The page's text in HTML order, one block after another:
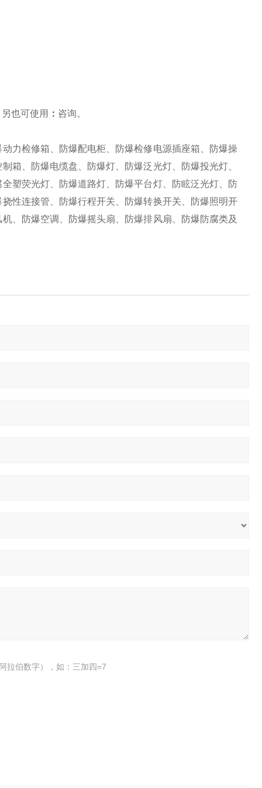
也可使用 ： 咨询。
力检修箱、防爆配电柜、防爆检修电源插座箱、防爆操
箱、防爆电缆盘、防爆灯、防爆泛光灯、防爆投光灯、
塑荧光灯、防爆道路灯、防爆平台灯、防眩泛光灯、防
性连接管、防爆行程开关、防爆转换开关、防爆照明开
、防爆空调、防爆摇头扇、防爆排风扇、防爆防腐类及
拉伯数字），如：三加四=7